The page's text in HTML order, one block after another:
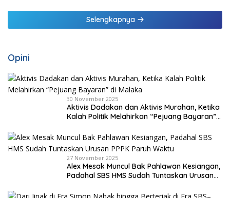
Selengkapnya
Opini
30 November 2025
Aktivis Dadakan dan Aktivis Murahan, Ketika
Kalah Politik Melahirkan “Pejuang Bayaran”
27 November 2025
Alex Mesak Muncul Bak Pahlawan Kesiangan,
Padahal SBS HMS Sudah Tuntaskan Urusan